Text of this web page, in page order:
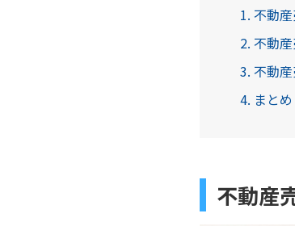
1. 不動
2. 不動
3. 不動
4. まとめ
不動産